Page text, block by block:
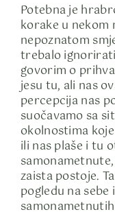
Potebna je
korake u nekom
nepoznatom
trebalo
govorim o
jesu tu, ali nas
percepcija nas
suočavamo sa
okolnostima
ili nas plaše i tu
zaista postoje.
pogledu na